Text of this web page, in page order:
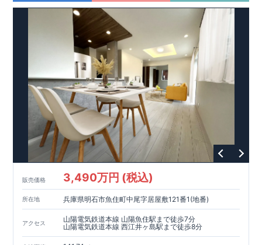
販売価格 3,490万円 (税込)
所在地 兵庫県明石市魚住町中尾字居屋敷121番1(地番)
アクセス
山陽電気鉄道本線 山陽魚住駅まで徒歩7分
山陽電気鉄道本線 西江井ヶ島駅まで徒歩8分